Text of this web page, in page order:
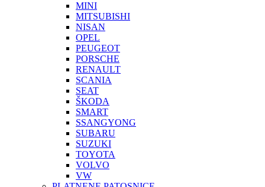
MINI
MITSUBISHI
NISAN
OPEL
PEUGEOT
PORSCHE
RENAULT
SCANIA
SEAT
ŠKODA
SMART
SSANGYONG
SUBARU
SUZUKI
TOYOTA
VOLVO
VW